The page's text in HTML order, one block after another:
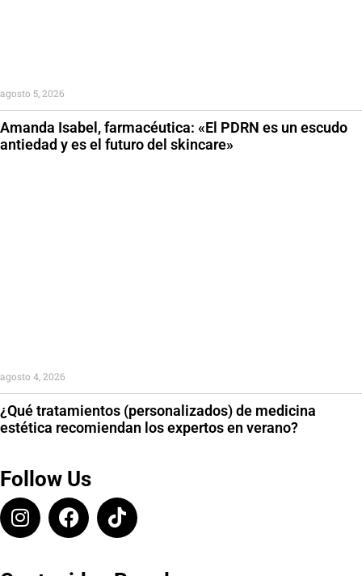
Amanda Isabel, farmacéutica: «El PDRN es un escudo
antiedad y es el futuro del skincare»
agosto 5, 2026
¿Qué tratamientos (personalizados) de medicina
estética recomiendan los expertos en verano?
agosto 4, 2026
Follow Us